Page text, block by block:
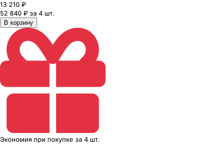
13 210 ₽
52 840 ₽ за 4 шт.
В корзину
Экономия при покупке за 4 шт.